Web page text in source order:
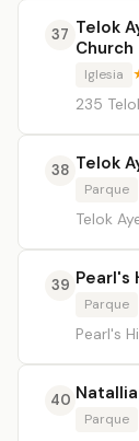
37 Telok
Church
Iglesia
235
38 Telok
Parque
Telok
39 Pearl's
Parque
Pearl's
40 Natallia
Parque